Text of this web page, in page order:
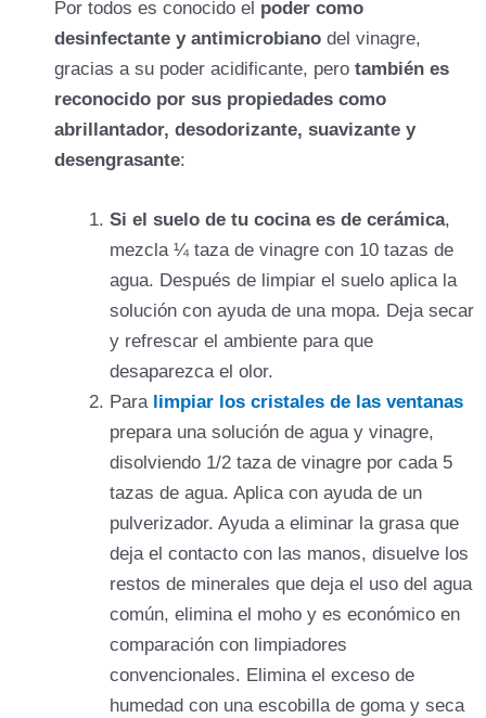
Por todos es conocido el poder como
desinfectante y antimicrobiano del vinagre,
gracias a su poder acidificante, pero también es
reconocido por sus propiedades como
abrillantador, desodorizante, suavizante y
desengrasante:
Si el suelo de tu cocina es de cerámica,
mezcla ¼ taza de vinagre con 10 tazas de
agua. Después de limpiar el suelo aplica la
solución con ayuda de una mopa. Deja secar
y refrescar el ambiente para que
desaparezca el olor.
Para limpiar los cristales de las ventanas
prepara una solución de agua y vinagre,
disolviendo 1/2 taza de vinagre por cada 5
tazas de agua. Aplica con ayuda de un
pulverizador. Ayuda a eliminar la grasa que
deja el contacto con las manos, disuelve los
restos de minerales que deja el uso del agua
común, elimina el moho y es económico en
comparación con limpiadores
convencionales. Elimina el exceso de
humedad con una escobilla de goma y seca